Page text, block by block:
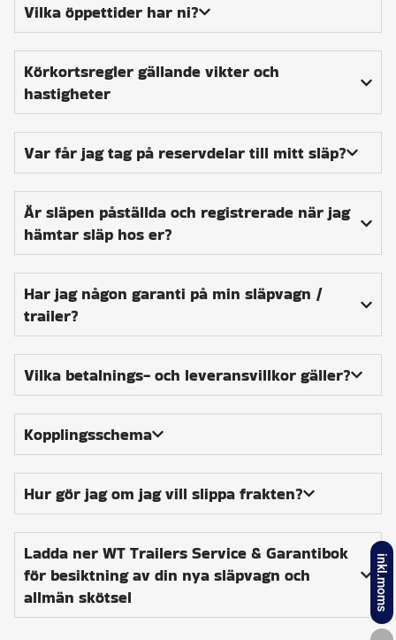
inkl.moms
Vilka öppettider har ni?
Körkortsregler gällande vikter och
hastigheter
Var får jag tag på reservdelar till mitt släp?
Är släpen påställda och registrerade när jag
hämtar släp hos er?
Har jag någon garanti på min släpvagn /
trailer?
Vilka betalnings- och leveransvillkor gäller?
Kopplingsschema
Hur gör jag om jag vill slippa frakten?
Ladda ner WT Trailers Service & Garantibok
för besiktning av din nya släpvagn och
allmän skötsel